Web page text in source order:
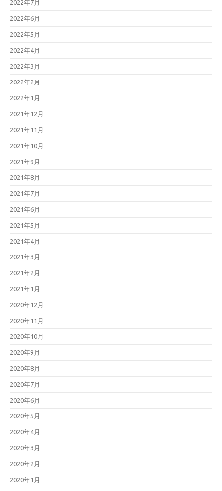
2022年7月
2022年6月
2022年5月
2022年4月
2022年3月
2022年2月
2022年1月
2021年12月
2021年11月
2021年10月
2021年9月
2021年8月
2021年7月
2021年6月
2021年5月
2021年4月
2021年3月
2021年2月
2021年1月
2020年12月
2020年11月
2020年10月
2020年9月
2020年8月
2020年7月
2020年6月
2020年5月
2020年4月
2020年3月
2020年2月
2020年1月